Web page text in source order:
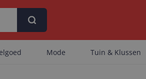
Mode Tuin & Klussen